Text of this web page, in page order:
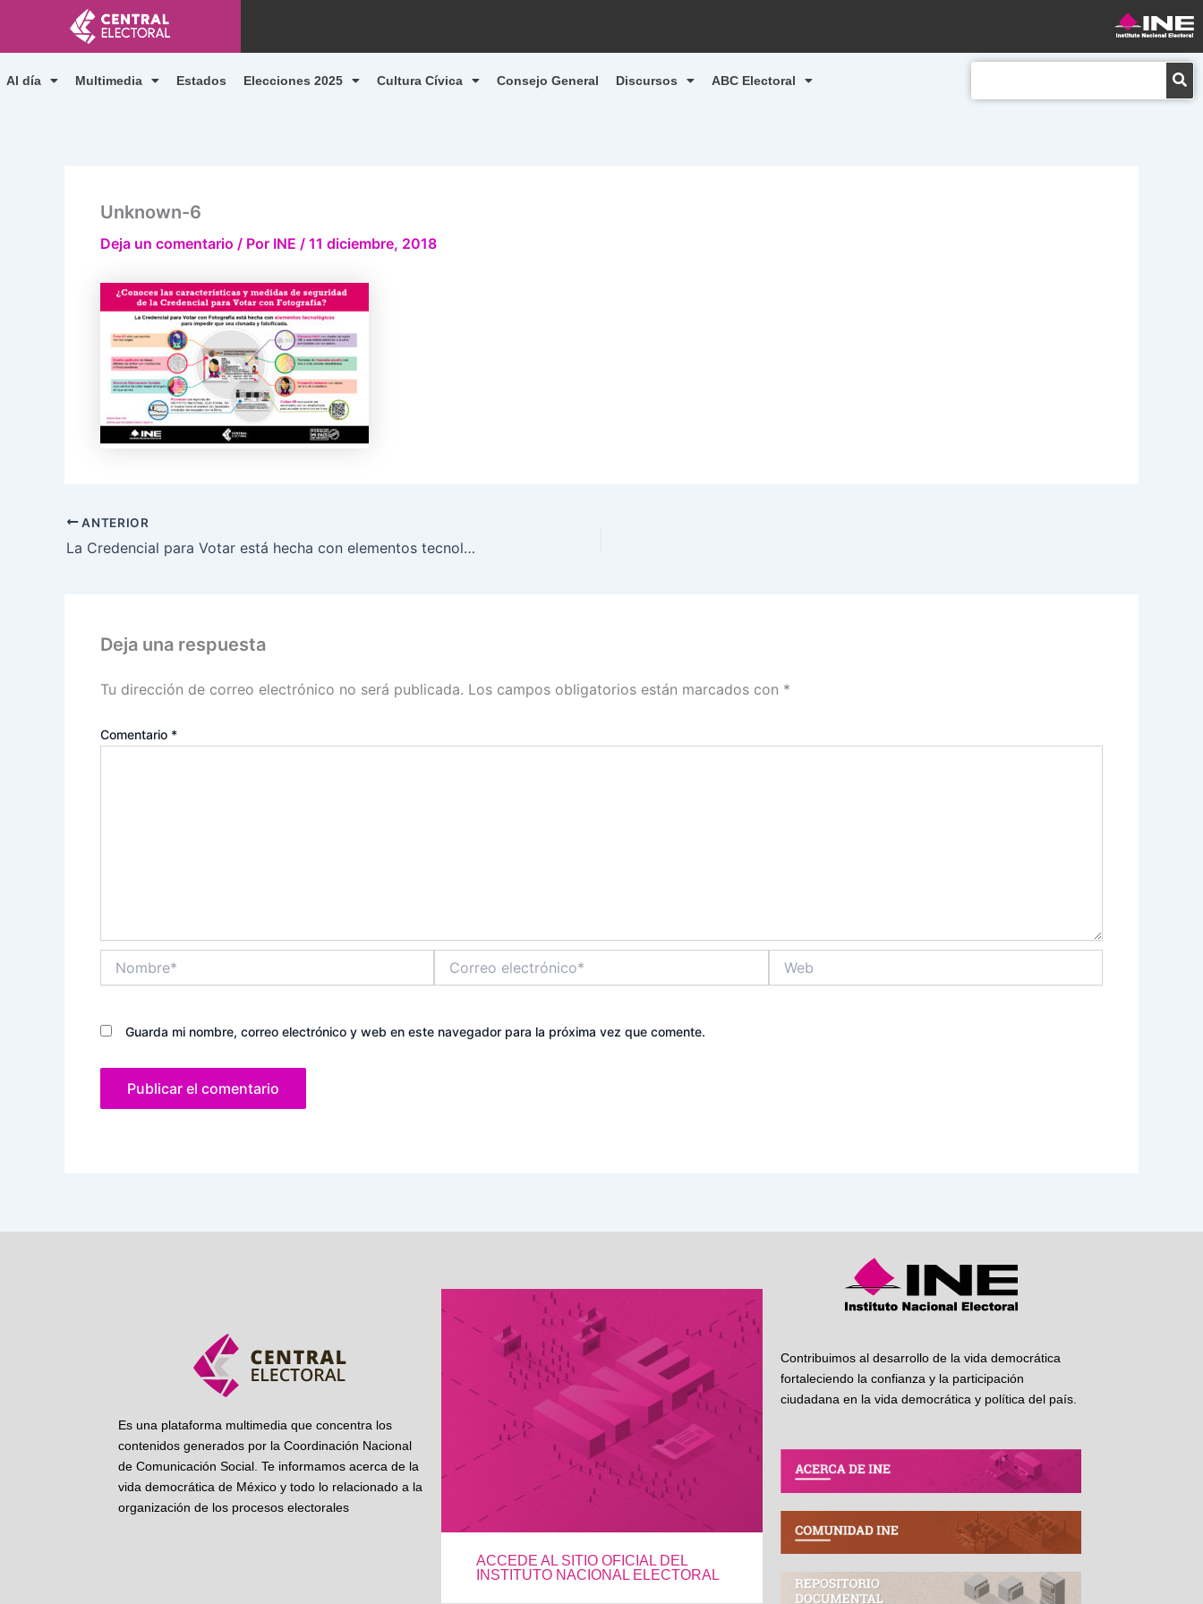
contenido
Al día Multimedia Estados Elecciones 2025 Cultura Cívica Consejo General Discursos ABC Electoral
Unknown-6
Deja un comentario / Por INE / 11 diciembre, 2018
ANTERIOR
La Credencial para Votar está hecha con elementos tecnológicos para impedir que sea clonada y falsificada
Deja una respuesta
Tu dirección de correo electrónico no será publicada. Los campos obligatorios están marcados con *
Comentario *
electrónico*
Guarda mi nombre, correo electrónico y web en este navegador para la próxima vez que comente.
Es una plataforma multimedia que concentra los
contenidos generados por la Coordinación Nacional
de Comunicación Social. Te informamos acerca de la
vida democrática de México y todo lo relacionado a la
organización de los procesos electorales
ACCEDE AL SITIO OFICIAL DEL
INSTITUTO NACIONAL ELECTORAL
Contribuimos al desarrollo de la vida democrática
fortaleciendo la confianza y la participación
ciudadana en la vida democrática y política del país.